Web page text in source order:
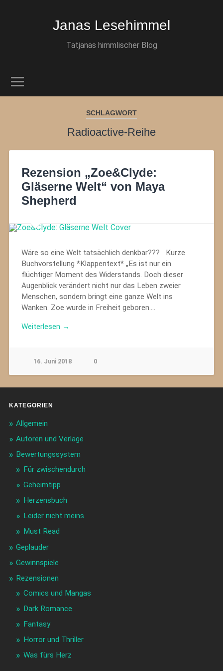
Janas Lesehimmel
Tatjanas himmlischer Blog
SCHLAGWORT
Radioactive-Reihe
Rezension „Zoe&Clyde:
Gläserne Welt“ von Maya
Shepherd
Wäre so eine Welt tatsächlich denkbar??? Kurze
Buchvorstellung *Klappentext* „Es ist nur ein
flüchtiger Moment des Widerstands. Doch dieser
Augenblick verändert nicht nur das Leben zweier
Menschen, sondern bringt eine ganze Welt ins
Wanken. Zoe wurde in Freiheit geboren….
Weiterlesen →
16. Juni 2018 0
KATEGORIEN
Allgemein
Autoren und Verlage
Bewertungssystem
Für zwischendurch
Geheimtipp
Herzensbuch
Leider nicht meins
Must Read
Geplauder
Gewinnspiele
Rezensionen
Comics und Mangas
Dark Romance
Fantasy
Horror und Thriller
Was fürs Herz